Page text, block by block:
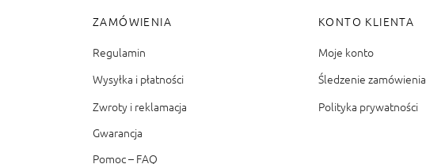
ZAMÓWIENIA
Regulamin
Wysyłka i płatności
Zwroty i reklamacja
Gwarancja
Pomoc – FAQ
KONTO KLIENTA
Moje konto
Śledzenie zamówienia
Polityka prywatności